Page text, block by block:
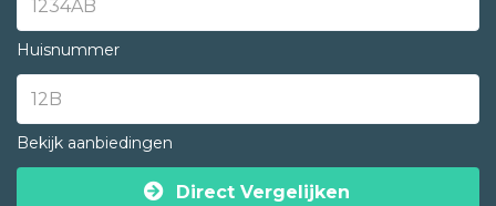
Huisnummer
Bekijk aanbiedingen
Direct Vergelijken